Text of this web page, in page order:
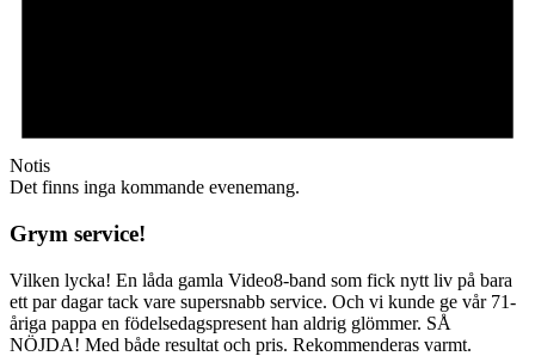
Notis
Det finns inga kommande evenemang.
Grym service!
Vilken lycka! En låda gamla Video8-band som fick nytt liv på bara
ett par dagar tack vare supersnabb service. Och vi kunde ge vår 71-
åriga pappa en födelsedagspresent han aldrig glömmer. SÅ
NÖJDA! Med både resultat och pris. Rekommenderas varmt.